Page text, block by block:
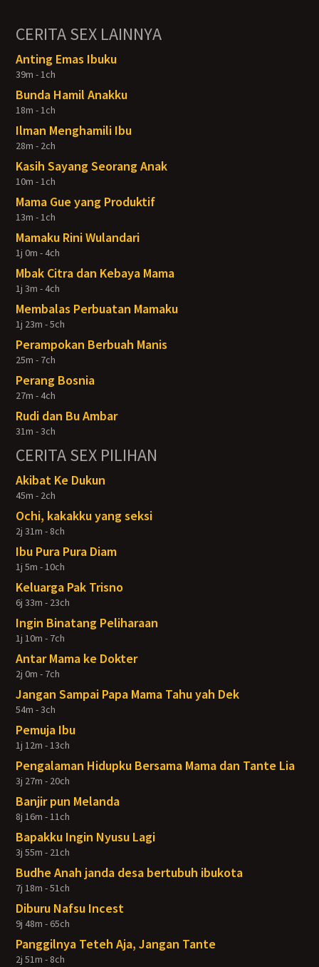
CERITA SEX LAINNYA
Anting Emas Ibuku
39m - 1ch
Bunda Hamil Anakku
18m - 1ch
Ilman Menghamili Ibu
28m - 2ch
Kasih Sayang Seorang Anak
10m - 1ch
Mama Gue yang Produktif
13m - 1ch
Mamaku Rini Wulandari
1j 0m - 4ch
Mbak Citra dan Kebaya Mama
1j 3m - 4ch
Membalas Perbuatan Mamaku
1j 23m - 5ch
Perampokan Berbuah Manis
25m - 7ch
Perang Bosnia
27m - 4ch
Rudi dan Bu Ambar
31m - 3ch
CERITA SEX PILIHAN
Akibat Ke Dukun
45m - 2ch
Ochi, kakakku yang seksi
2j 31m - 8ch
Ibu Pura Pura Diam
1j 5m - 10ch
Keluarga Pak Trisno
6j 33m - 23ch
Ingin Binatang Peliharaan
1j 10m - 7ch
Antar Mama ke Dokter
2j 0m - 7ch
Jangan Sampai Papa Mama Tahu yah Dek
54m - 3ch
Pemuja Ibu
1j 12m - 13ch
Pengalaman Hidupku Bersama Mama dan Tante Lia
3j 27m - 20ch
Banjir pun Melanda
8j 16m - 11ch
Bapakku Ingin Nyusu Lagi
3j 55m - 21ch
Budhe Anah janda desa bertubuh ibukota
7j 18m - 51ch
Diburu Nafsu Incest
9j 48m - 65ch
Panggilnya Teteh Aja, Jangan Tante
2j 51m - 8ch